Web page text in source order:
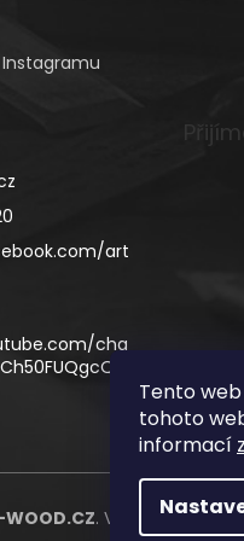
Tento
tohoto
informací
art
cha
. Všechna práva